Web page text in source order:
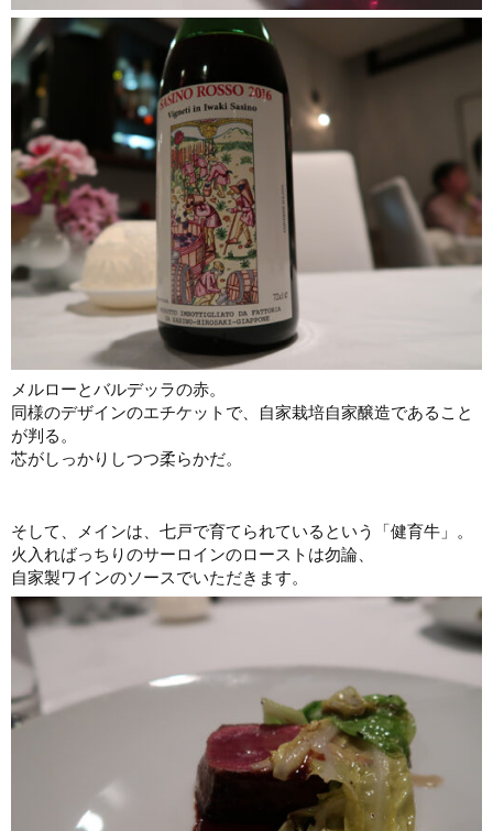
メルローとバルデッラの赤。
同様のデザインのエチケットで、自家栽培自家醸造であること
が判る。
芯がしっかりしつつ柔らかだ。
そして、メインは、七戸で育てられているという「健育牛」。
火入ればっちりのサーロインのローストは勿論、
自家製ワインのソースでいただきます。